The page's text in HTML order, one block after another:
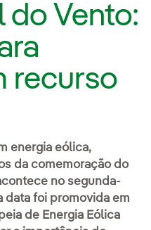
do Vento:
recurso
energia eólica,
da comemoração do
no segunda-
data foi promovida em
de Energia Eólica